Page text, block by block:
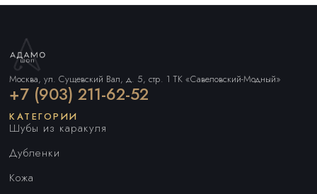
Москва, ул. Сущевский Вал, д. 5, стр. 1 ТК «Савеловский-Модный»
+7 (903) 211-62-52
КАТЕГОРИИ
Шубы из каракуля
Дубленки
Кожа